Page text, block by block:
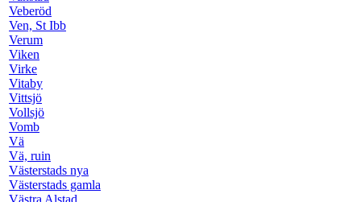
Veberöd
Ven, St Ibb
Verum
Viken
Virke
Vitaby
Vittsjö
Vollsjö
Vomb
Vä
Vä, ruin
Västerstads nya
Västerstads gamla
Västra Alstad